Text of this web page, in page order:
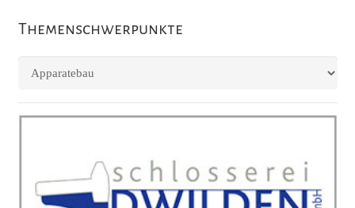
Themenschwerpunkte